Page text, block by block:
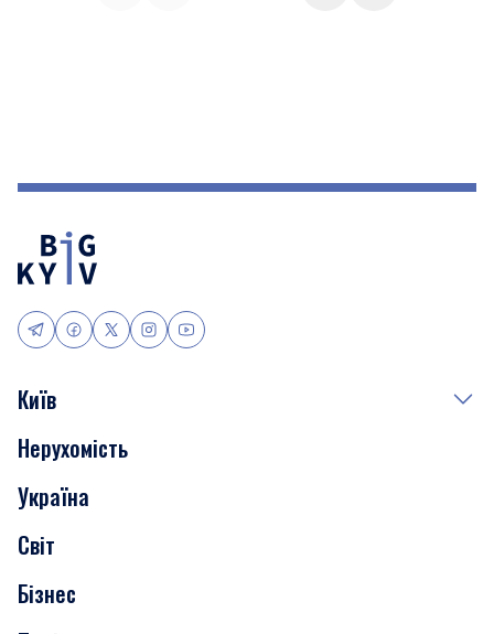
Київ
Події
Скандали
Нерухомість
Транспорт
Нерухомість
Україна
Світ
Бізнес